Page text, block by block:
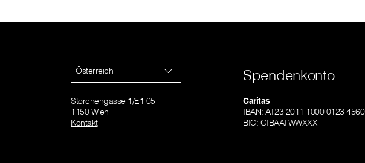
Österreich
Storchengasse 1/E1 05
1150 Wien
Kontakt
Spendenkonto
Caritas
IBAN: AT23 2011 1000 0123 4560
BIC: GIBAATWWXXX